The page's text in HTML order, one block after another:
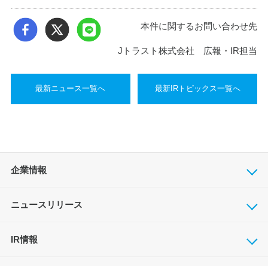
本件に関するお問い合わせ先
Jトラスト株式会社 広報・IR担当
最新ニュース一覧へ 最新IRトピックス一覧へ
企業情報
ニュースリリース
IR情報